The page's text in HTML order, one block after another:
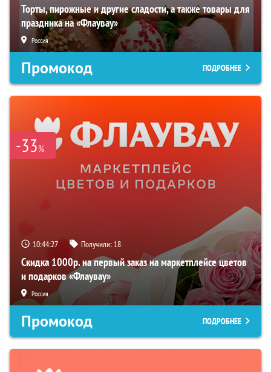
Торты, пирожные и другие сладости, а также товары для
праздника на «Флаувау»
Россия
Промокод ПОДРОБНЕЕ
-33%
10:44:26 Получили: 18
Скидка 1000р. на первый заказ на маркетплейсе цветов
и подарков «Флаувау»
Россия
Промокод ПОДРОБНЕЕ